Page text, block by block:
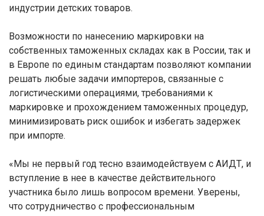
индустрии детских товаров.
Возможности по нанесению маркировки на
собственных таможенных складах как в России, так и
в Европе по единым стандартам позволяют компании
решать любые задачи импортеров, связанные с
логистическими операциями, требованиями к
маркировке и прохождением таможенных процедур,
минимизировать риск ошибок и избегать задержек
при импорте.
«Мы не первый год тесно взаимодействуем с АИДТ, и
вступление в нее в качестве действительного
участника было лишь вопросом времени. Уверены,
что сотрудничество с профессиональным